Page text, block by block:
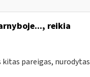
reikia
pareigas, nurodytas